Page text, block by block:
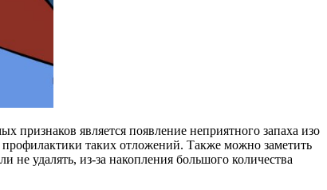
является появление неприятного запаха изо
таких отложений. Также можно заметить
удалять, из-за накопления большого количества